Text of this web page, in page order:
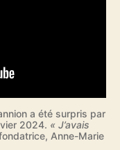
a
l
i
è
a été surpris par
2024. « J’avais
Anne-Marie